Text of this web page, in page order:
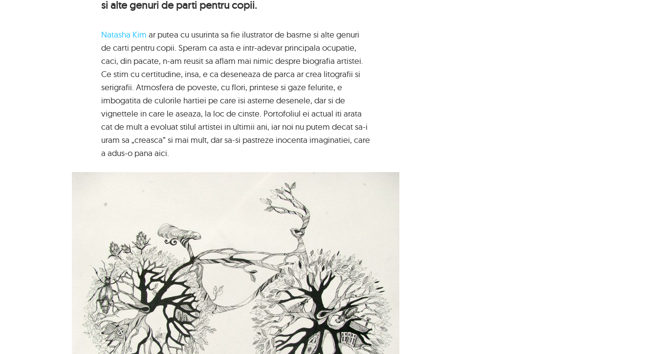
si alte genuri de parti pentru copii.
Natasha Kim ar putea cu usurinta sa fie ilustrator de basme si alte genuri
de carti pentru copii. Speram ca asta e intr-adevar principala ocupatie,
caci, din pacate, n-am reusit sa aflam mai nimic despre biografia artistei.
Ce stim cu certitudine, insa, e ca deseneaza de parca ar crea litografii si
serigrafii. Atmosfera de poveste, cu flori, printese si gaze felurite, e
imbogatita de culorile hartiei pe care isi asterne desenele, dar si de
vignettele in care le aseaza, la loc de cinste. Portofoliul ei actual iti arata
cat de mult a evoluat stilul artistei in ultimii ani, iar noi nu putem decat sa-i
uram sa „creasca” si mai mult, dar sa-si pastreze inocenta imaginatiei, care
a adus-o pana aici.